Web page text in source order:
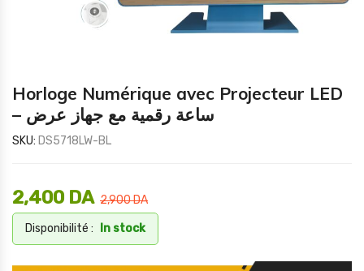
Horloge Numérique avec Projecteur LED
– ساعة رقمية مع جهاز عرض
SKU: DS5718LW-BL
2,900DA
2,400 DA
Disponibilité : In stock